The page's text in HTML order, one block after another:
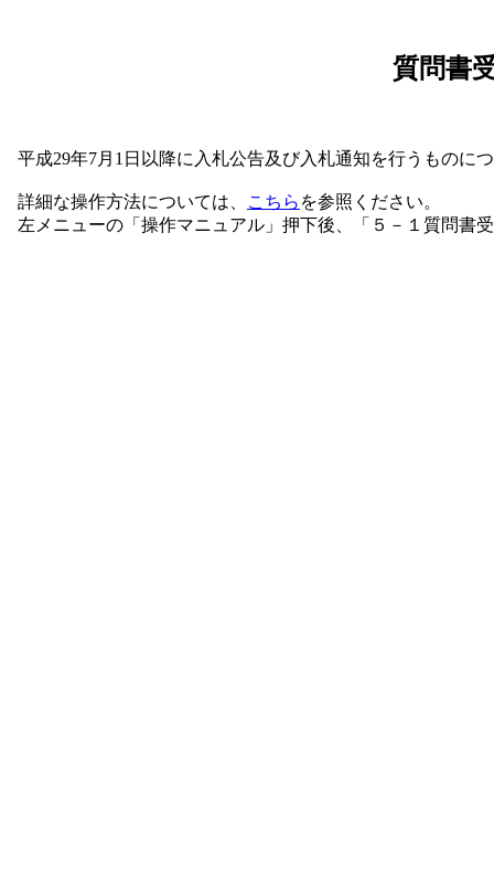
質問書
平成29年7月1日以降に入札公告及び入札通知を行うものに
詳細な操作方法については、 こちら を参照ください。
左メニューの「操作マニュアル」押下後、「５－１質問書